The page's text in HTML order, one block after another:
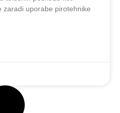
zaradi uporabe pirotehnike